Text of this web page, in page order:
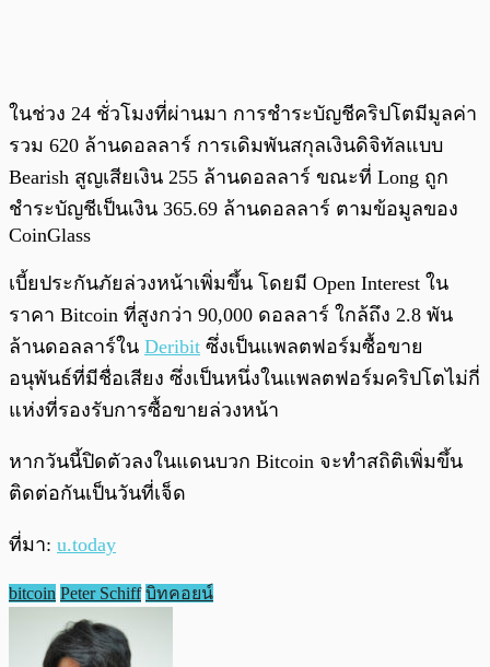
ในช่วง 24 ชั่วโมงที่ผ่านมา การชำระบัญชีคริปโตมีมูลค่า
รวม 620 ล้านดอลลาร์ การเดิมพันสกุลเงินดิจิทัลแบบ
Bearish สูญเสียเงิน 255 ล้านดอลลาร์ ขณะที่ Long ถูก
ชำระบัญชีเป็นเงิน 365.69 ล้านดอลลาร์ ตามข้อมูลของ
CoinGlass
เบี้ยประกันภัยล่วงหน้าเพิ่มขึ้น โดยมี Open Interest ใน
ราคา Bitcoin ที่สูงกว่า 90,000 ดอลลาร์ ใกล้ถึง 2.8 พัน
ล้านดอลลาร์ใน Deribit ซึ่งเป็นแพลตฟอร์มซื้อขาย
อนุพันธ์ที่มีชื่อเสียง ซึ่งเป็นหนึ่งในแพลตฟอร์มคริปโตไม่กี่
แห่งที่รองรับการซื้อขายล่วงหน้า
หากวันนี้ปิดตัวลงในแดนบวก Bitcoin จะทำสถิติเพิ่มขึ้น
ติดต่อกันเป็นวันที่เจ็ด
ที่มา: u.today
bitcoin Peter Schiff บิทคอยน์